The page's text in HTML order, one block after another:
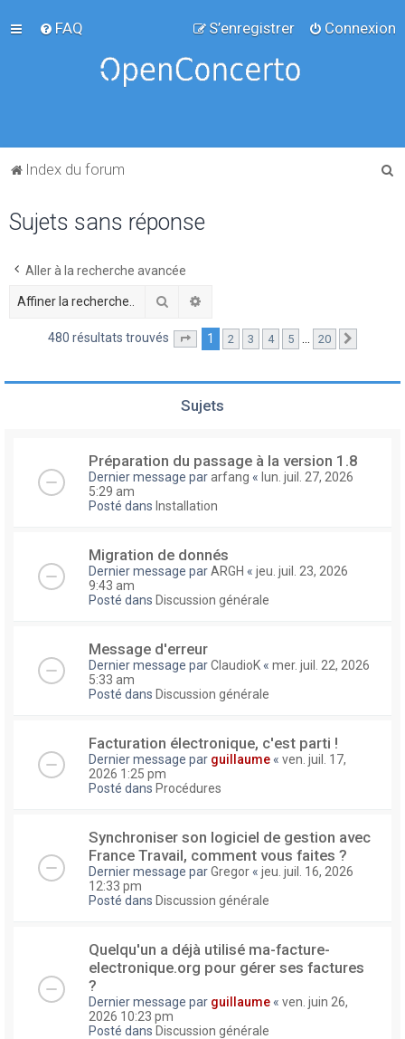
FAQ Connexion
S’enregistrer
Index du forum
Sujets sans réponse
Aller à la recherche avancée
Rechercher
480 résultats trouvés Page sur20
1 2 3 4 5 … 20
Sujets
Préparation du passage à la version 1.8
Dernier message pararfang « lun. juil. 27, 2026
5:29 am
Posté dans Installation
Migration de donnés
Dernier message parARGH « jeu. juil. 23, 2026
9:43 am
Posté dans Discussion générale
Message d'erreur
Dernier message parClaudioK « mer. juil. 22, 2026
5:33 am
Posté dans Discussion générale
Facturation électronique, c'est parti !
Dernier message par guillaume « ven. juil. 17,
2026 1:25 pm
Posté dans Procédures
Synchroniser son logiciel de gestion avec
France Travail, comment vous faites ?
Dernier message parGregor « jeu. juil. 16, 2026
12:33 pm
Posté dans Discussion générale
Quelqu'un a déjà utilisé ma-facture-
electronique.org pour gérer ses factures
?
Dernier message par guillaume « ven. juin 26,
2026 10:23 pm
Posté dans Discussion générale